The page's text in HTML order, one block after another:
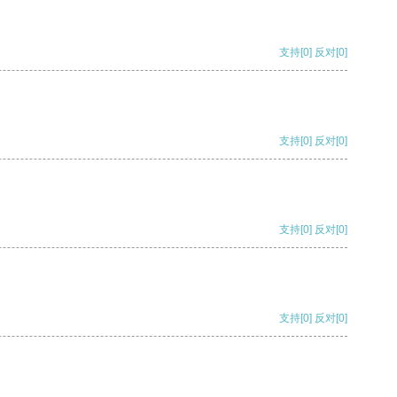
支持[0] 反对[0]
支持[0] 反对[0]
支持[0] 反对[0]
支持[0] 反对[0]